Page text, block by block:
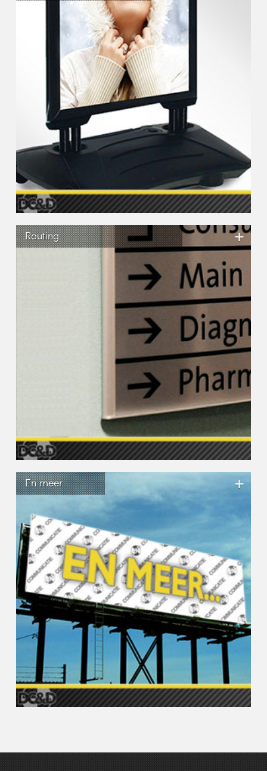
Routing +
En meer... +